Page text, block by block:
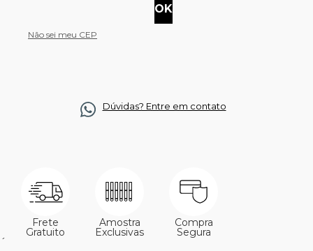
Não sei meu CEP
Dúvidas? Entre em contato
Frete
Gratuito
Amostra
Exclusivas
Compra
Segura
´